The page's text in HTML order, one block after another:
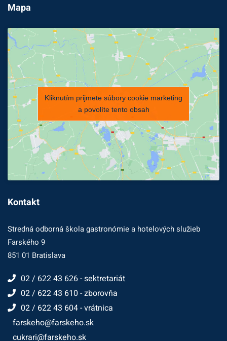
Mapa
Kliknutím prijmete súbory cookie marketing
a povolíte tento obsah
Kontakt
Stredná odborná škola gastronómie a hotelových služieb
Farského 9
851 01 Bratislava
02 / 622 43 626 - sektretariát
02 / 622 43 610 - zborovňa
02 / 622 43 604 - vrátnica
farskeho@farskeho.sk
cukrari@farskeho.sk